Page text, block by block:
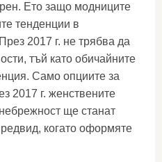
Ето защо модниците
тенденции в
2017 г. не трябва да
тъй като обичайните
Само опциите за
2017 г. женствените
ще станат
когато оформяте